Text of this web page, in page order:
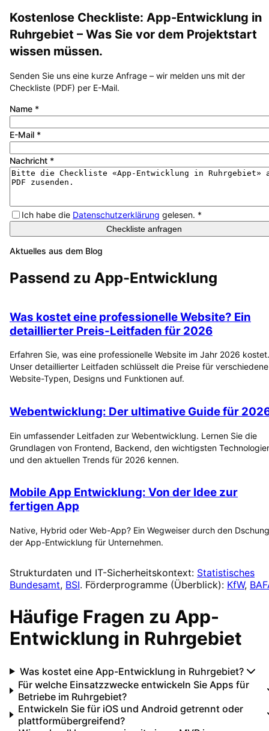
Kostenlose Checkliste: App-Entwicklung in
Ruhrgebiet – Was Sie vor dem Projektstart
wissen müssen.
Senden Sie uns eine kurze Anfrage – wir melden uns mit der
Checkliste (PDF) per E-Mail.
Name *
E-Mail *
Nachricht *
Ich habe die Datenschutzerklärung gelesen. *
Checkliste anfragen
Aktuelles aus dem Blog
Passend zu App-Entwicklung
Was kostet eine professionelle Website? Ein
detaillierter Preis-Leitfaden für 2026
Erfahren Sie, was eine professionelle Website im Jahr 2026 kostet.
Unser detaillierter Leitfaden schlüsselt die Preise für verschiedene
Website-Typen, Designs und Funktionen auf.
Webentwicklung: Der ultimative Guide für
Ein umfassender Leitfaden zur Webentwicklung. Lernen Sie die
Grundlagen von Frontend, Backend, den wichtigsten
und den aktuellen Trends für 2026 kennen.
Mobile App Entwicklung: Von der Idee zur
fertigen App
Native, Hybrid oder Web-App? Ein Wegweiser durch den
der App-Entwicklung für Unternehmen.
Strukturdaten und IT-Sicherheitskontext: Statistisches
Bundesamt, BSI. Förderprogramme (Überblick): KfW,
Häufige Fragen zu App-
Entwicklung in Ruhrgebiet
Was kostet eine App-Entwicklung in Ruhrgebiet?
Für welche Einsatzzwecke entwickeln Sie Apps für
Betriebe im Ruhrgebiet?
Entwickeln Sie für iOS und Android getrennt oder
plattformübergreifend?